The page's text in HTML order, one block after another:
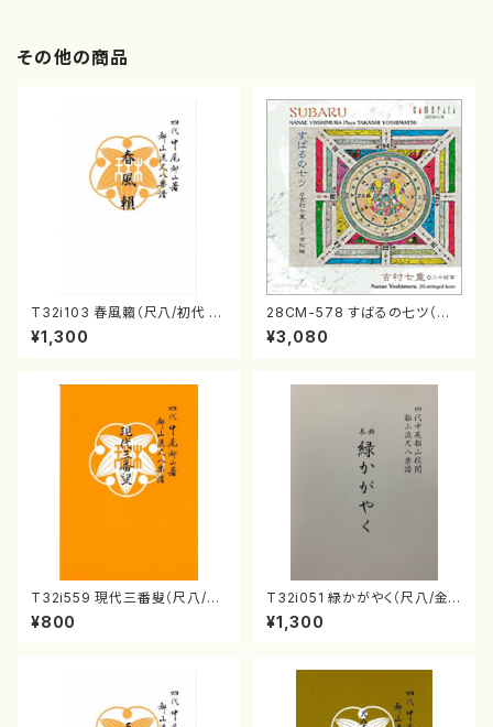
その他の商品
T32i103 春風籟（尺八/初代 石
垣征山/尺八/都山式譜）都山流
公刊楽譜曲番:552
¥1,300
28CM-578 すばるの七ツ（二
十絃箏/クラリネット/ヴァイオリ
ン/チェロ/吉松 隆：/CD）
¥3,080
T32i559 現代三番叟（尺八/杵
屋正邦/楽譜）都山流公刊楽譜曲
番:2269
¥800
T32i051 緑かがやく（尺八/金
森高山/楽譜）都山流公刊楽譜曲
番：50
¥1,300